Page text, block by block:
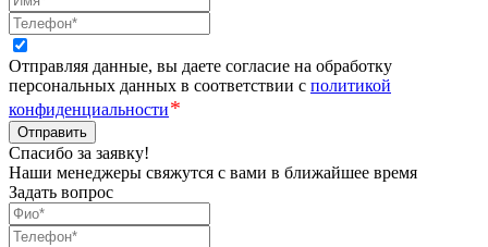
Отправляя данные, вы даете согласие на обработку
персональных данных в соответствии с политикой
конфиденциальности*
Отправить
Спасибо за заявку!
Наши менеджеры свяжутся с вами в ближайшее время
Задать вопрос